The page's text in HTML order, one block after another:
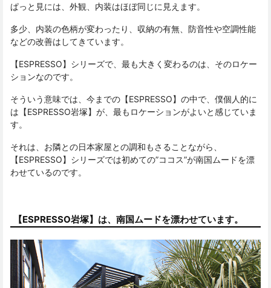
ぱっと見には、外観、内装はほぼ同じに見えます。
多少、内装の色柄が変わったり、収納の有無、防音性や空調性能
などの改善はしてきています。
【ESPRESSO】シリーズで、最も大きく変わるのは、そのロケー
ションなのです。
そういう意味では、今までの【ESPRESSO】の中で、僕個人的に
は【ESPRESSO岩塚】が、最もロケーションがよいと感じていま
す。
それは、お隣との日本家屋との調和もさることながら、
【ESPRESSO】シリーズでは初めての”ココス”が南国ムードを漂
わせているのです。
【ESPRESSO岩塚】は、南国ムードを漂わせています。